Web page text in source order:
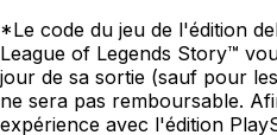
*Le code du jeu de l'édition
League of Legends Story™
jour de sa sortie (sauf pour
ne sera pas remboursable.
expérience avec l'édition